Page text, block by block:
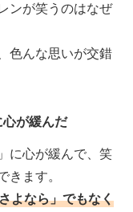
ンが笑うのはなぜ
色んな思いが交錯
心が緩んだ
に心が緩んで、笑
きます。
よなら」でもなく